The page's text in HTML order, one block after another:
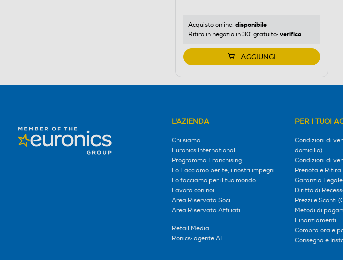
Acquisto online: disponibile
Ritiro in negozio in 30' gratuito: verifica
AGGIUNGI
L'AZIENDA
Chi siamo
Euronics International
Programma Franchising
Lo Facciamo per te, i nostri impegni
Lo facciamo per il tuo mondo
Lavora con noi
Area Riservata Soci
Area Riservata Affiliati
Retail Media
Ronics: agente AI
PER I TUOI
Condizioni di
domicilio)
Condizioni di
Prenota e Ritira
Garanzia Legale
Diritto di
Prezzi e Sconti
Metodi di
Finanziamenti
Compra ora e
Consegna e